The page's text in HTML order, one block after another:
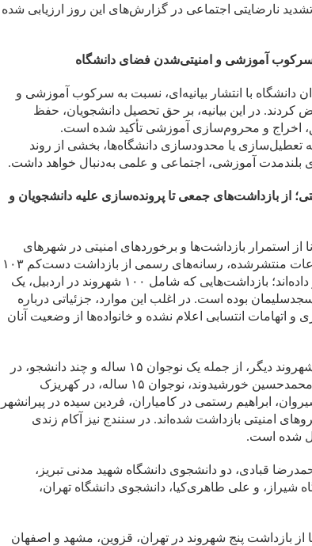
نارضایتی اجتماعی در گزارش‌های این روز ارزیابی شده
سرکوب آموزشی و امنیتی‌شدن فضای دانشگاه
دانشگاه با انتشار بیانیه‌ای، نسبت به سرکوب آموزشی و
کردند. در این بیانیه، بر حق تحصیل دانشجویان، حفظ
اخراج و محروم‌سازی آموزشی تأکید شده است.
که تعطیل‌سازی یا محدودسازی دانشگاه‌ها، بخشی از روند
آموزشی، اجتماعی و علمی به‌دنبال خواهد داشت.
از بازداشت‌های جمعی تا پرونده‌سازی علیه دانشجویان و
استمرار بازداشت‌ها و برخوردهای امنیتی در شهرهای
مختلف حکایت دارد. بر اساس اطلاعات منتشرشده، رسانه‌های رسمی از بازداشت دست‌کم ۱۰۳
شهروند در ارتباط با اعتراضات خبر داده‌اند؛ بازداشت‌هایی که شامل ۱۰۰ شهروند در اردبیل، یک
بوده است. در اغلب این موارد، جزئیاتی درباره
اتهامات انتسابی اعلام نشده و خانواده‌ها از وضعیت آنان
هم‌زمان، گزارش شد دست‌کم ۱۰ شهروند دیگر، از جمله یک نوجوان ۱۵ ساله و چند دانشجو، در
شهرهای مختلف بازداشت شده‌اند. محمدحسین خورشیدوند، نوجوان ۱۵ ساله، در کهریزک
ابراهیم رستمی در کامیاران، فردین سیده در پیرانشهر
امنیتی بازداشت شده‌اند. در سنندج نیز آکام زندی
شده است.
قبادی، دو دانشجوی دانشگاه شهید مدنی تبریز،
شیراز، و علی طاهری‌کیا، دانشجوی دانشگاه تهران،
از بازداشت پنج شهروند در تهران، قزوین، مشهد و اصفهان